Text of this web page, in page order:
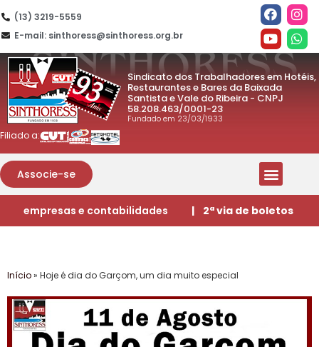
(13) 3219-5559
E-mail: sinthoress@sinthoress.org.br
Sindicato dos Trabalhadores em Hotéis,
Restaurantes e Bares da Baixada
Santista e Vale do Ribeira - CNPJ
58.208.463/0001-23
Fundado em 23/03/1933
Filiado a:
Associe-se
empresas e contabilidades | 2ª via de boletos
Início» Hoje é dia do Garçom, um dia muito especial